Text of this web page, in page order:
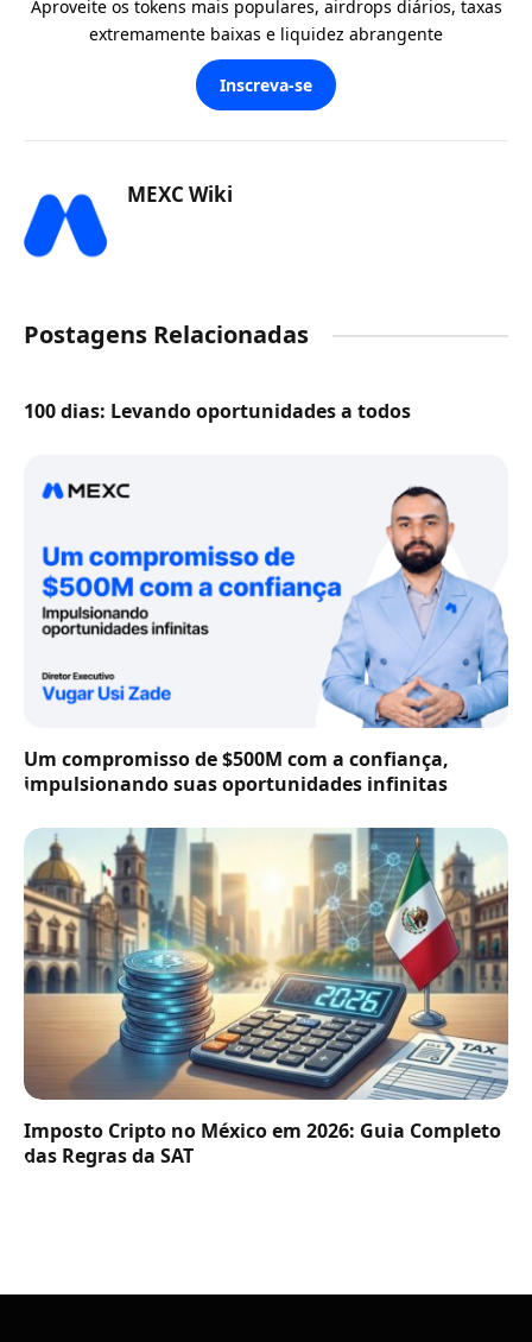
Aproveite os tokens mais populares, airdrops diários, taxas
extremamente baixas e liquidez abrangente
Inscreva-se
MEXC Wiki
Postagens Relacionadas
100 dias: Levando oportunidades a todos
Um compromisso de $500M com a confiança,
impulsionando suas oportunidades infinitas
Imposto Cripto no México em 2026: Guia Completo
das Regras da SAT